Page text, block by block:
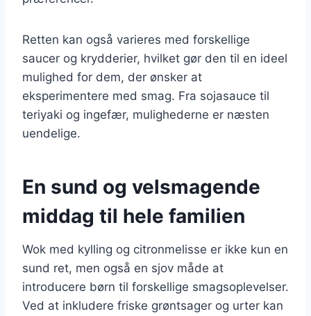
Retten kan også varieres med forskellige
saucer og krydderier, hvilket gør den til en ideel
mulighed for dem, der ønsker at
eksperimentere med smag. Fra sojasauce til
teriyaki og ingefær, mulighederne er næsten
uendelige.
En sund og velsmagende
middag til hele familien
Wok med kylling og citronmelisse er ikke kun en
sund ret, men også en sjov måde at
introducere børn til forskellige smagsoplevelser.
Ved at inkludere friske grøntsager og urter kan